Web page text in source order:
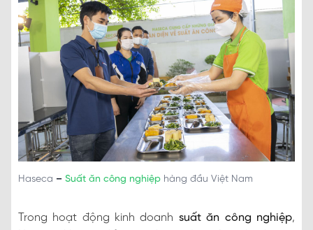
Haseca – Suất ăn công nghiệp hàng đầu Việt Nam
Trong hoạt động kinh doanh suất ăn công nghiệp,